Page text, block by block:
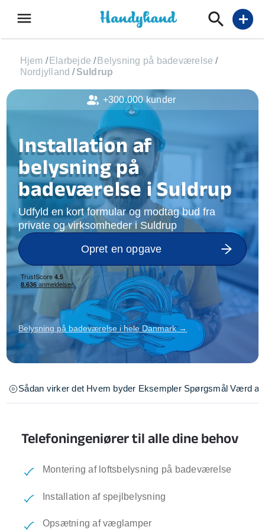
menu add
Hjem / Elarbejde / Belysning på badeværelse /
Nordjylland /Suldrup
Installation af
belysning på
badeværelse i Suldrup
Udfyld en kort formular og modtag bud fra
private og virksomheder i Suldrup
Opret en opgave
Belysning på badeværelse i hele Danmark →
Sådan virker det Hvem byder Eksempler Spørgsmål Værd at
Telefoningeniører til alle dine behov
Montering af loftsbelysning på badeværelse
Installation af spejlbelysning
Opsætning af væglamper
+300.000 kunder